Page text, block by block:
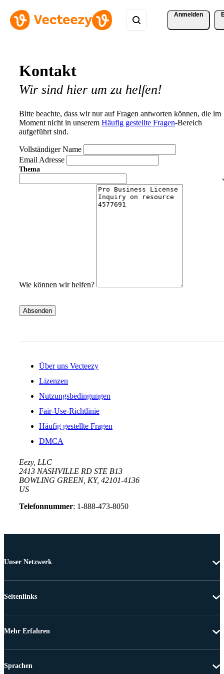
Anmelden
Kontakt
Wir sind hier um zu helfen!
Bitte beachte, dass wir nur auf Fragen antworten können, die im
Moment nicht in unserem Häufig gestellte Fragen-Bereich
aufgeführt sind.
Vollständiger Name
Email Adresse
Thema
Wie können wir helfen?
Absenden
Über uns Vecteezy
Lizenzen
Nutzungsbedingungen
Fair-Use-Richtlinie
Häufig gestellte Fragen
DMCA
Eezy, LLC
2413 NASHVILLE RD STE B13
BOWLING GREEN, KY, 42101-4136
US
Telefonnummer: 1-888-473-8050
Unser Netzwerk
Seitenlinks
Mehr Erfahren
Sprachen